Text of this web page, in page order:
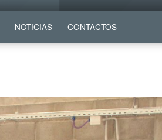
NOTICIAS CONTACTOS